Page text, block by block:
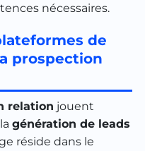
nécessaires.
de
prospection
relation jouent
génération de leads
réside dans le